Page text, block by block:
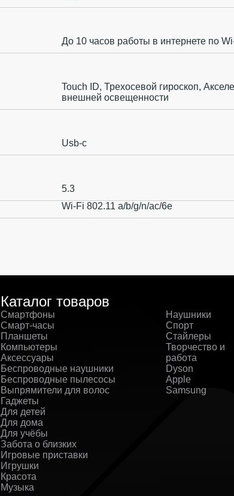
До 10 часов работы в интернете по
Touch ID, Трехосевой гироскоп,
внешней освещенности
Usb-c
5.3
Wi-Fi 802.11 a/b/g/n/ac/6e
Каталог товаров
Смартфоны
Смарт-часы
Планшеты
Компьютеры
Аксессуары
Беспроводные наушники
Беспроводные пылесосы
Выпрямители для волос
Гаджеты
Для детей
Для дома
Для учёбы
Забота о близких
Игровые приставки
Игрушки
Красота
Музыка
Наушники
Спорт
Стайлеры
Творчество и
работа
Dyson
Apple
Samsung